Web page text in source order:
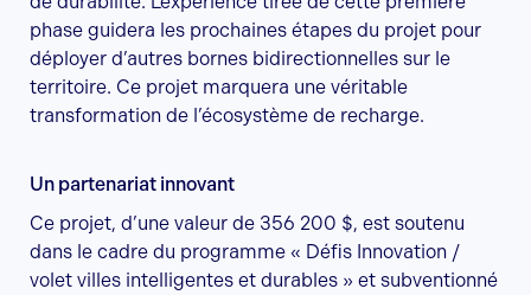
phase guidera les prochaines étapes du projet pour
déployer d’autres bornes bidirectionnelles sur le
territoire. Ce projet marquera une véritable
transformation de l’écosystème de recharge.
Un partenariat innovant
Ce projet, d’une valeur de 356 200 $, est soutenu
dans le cadre du programme « Défis Innovation /
volet villes intelligentes et durables » et subventionné